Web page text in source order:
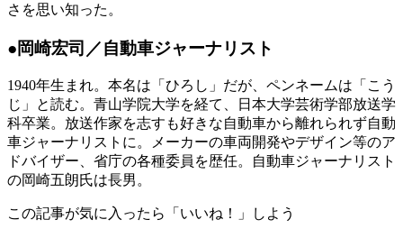
さを思い知った。
●岡崎宏司／自動車ジャーナリスト
1940年生まれ。本名は「ひろし」だが、ペンネームは「こう
じ」と読む。青山学院大学を経て、日本大学芸術学部放送学
科卒業。放送作家を志すも好きな自動車から離れられず自動
車ジャーナリストに。メーカーの車両開発やデザイン等のア
ドバイザー、省庁の各種委員を歴任。自動車ジャーナリスト
の岡崎五朗氏は長男。
この記事が気に入ったら「いいね！」しよう